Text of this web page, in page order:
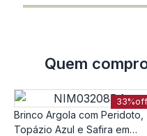
Quem
33%off
Brinco Argola com Peridoto,
Topázio Azul e Safira em